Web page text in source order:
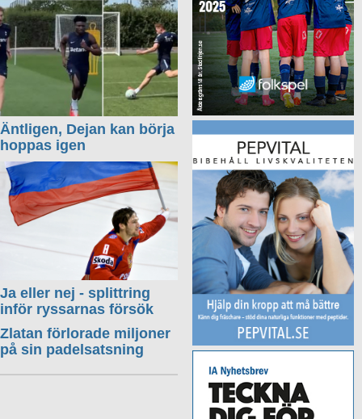
Äntligen, Dejan kan börja
hoppas igen
Ja eller nej - splittring
inför ryssarnas försök
Zlatan förlorade miljoner
på sin padelsatsning